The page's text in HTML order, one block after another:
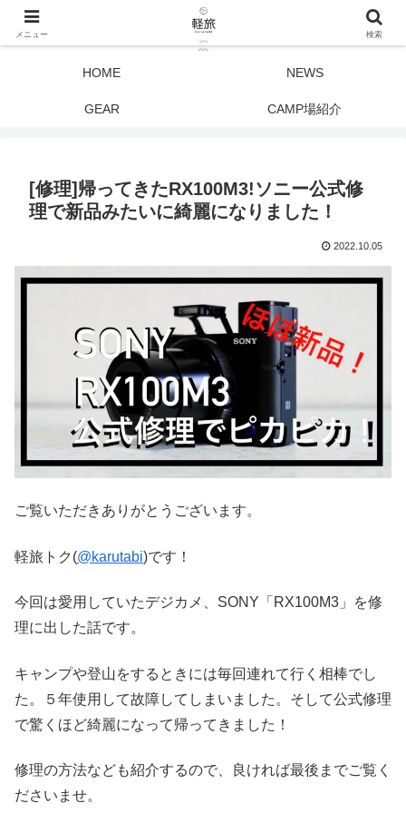
HOME NEWS
GEAR CAMP場紹介
[修理]帰ってきたRX100M3!ソニー公式修
理で新品みたいに綺麗になりました！
2022.10.05
ご覧いただきありがとうございます。
軽旅トク(@karutabi)です！
今回は愛用していたデジカメ、SONY「RX100M3」を修
理に出した話です。
キャンプや登山をするときには毎回連れて行く相棒でし
た。５年使用して故障してしまいました。そして公式修理
で驚くほど綺麗になって帰ってきました！
修理の方法なども紹介するので、良ければ最後までご覧く
ださいませ。
メニュー 検索